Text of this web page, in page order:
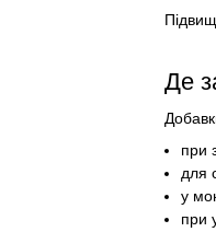
Де
при
для
у
при